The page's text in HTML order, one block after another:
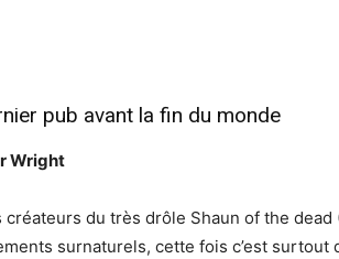
pub avant la fin du monde
Wright
créateurs du très drôle Shaun of the
surnaturels, cette fois c’est